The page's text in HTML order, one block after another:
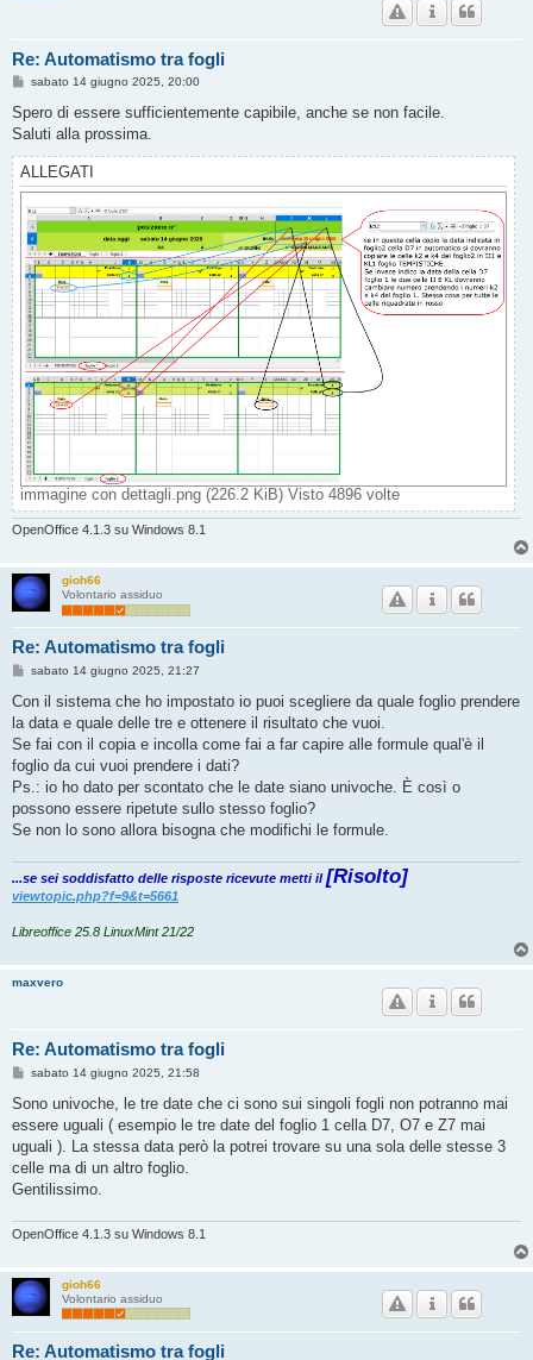
Re: Automatismo tra fogli
M
s
a
g
o
sabato 14 giugno 2025, 20:00
Spero di essere sufficientemente capibile, anche se non facile.
Saluti alla prossima.
ALLEGATI
immagine con dettagli.png (226.2 KiB) Visto 4896 volte
OpenOffice 4.1.3 su Windows 8.1
gioh66
Volontario assiduo
Re: Automatismo tra fogli
M
s
a
g
i
o
sabato 14 giugno 2025, 21:27
Con il sistema che ho impostato io puoi scegliere da quale foglio prendere
la data e quale delle tre e ottenere il risultato che vuoi.
Se fai con il copia e incolla come fai a far capire alle formule qual'è il
foglio da cui vuoi prendere i dati?
Ps.: io ho dato per scontato che le date siano univoche. È così o
possono essere ripetute sullo stesso foglio?
Se non lo sono allora bisogna che modifichi le formule.
...se sei soddisfatto delle risposte ricevute metti il[Risolto]
viewtopic.php?f=9&t=5661
Libreoffice 25.8 LinuxMint 21/22
maxvero
Re: Automatismo tra fogli
M
s
a
g
g
i
o
sabato 14 giugno 2025, 21:58
Sono univoche, le tre date che ci sono sui singoli fogli non potranno mai
essere uguali ( esempio le tre date del foglio 1 cella D7, O7 e Z7 mai
uguali ). La stessa data però la potrei trovare su una sola delle stesse 3
celle ma di un altro foglio.
Gentilissimo.
OpenOffice 4.1.3 su Windows 8.1
gioh66
Volontario assiduo
Re: Automatismo tra fogli